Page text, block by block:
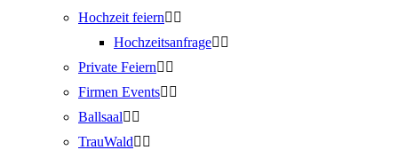
Hochzeit feiern
Hochzeitsanfrage
Private Feiern
Firmen Events
Ballsaal
TrauWald